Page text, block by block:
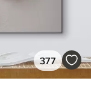
377